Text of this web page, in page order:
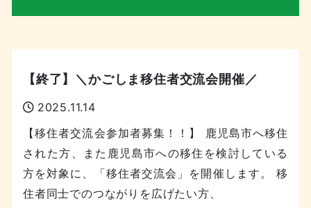
【終了】＼かごしま移住者交流会開催／
2025.11.14
【移住者交流会参加者募集！！】 鹿児島市へ移住
された方、また鹿児島市への移住を検討している
方を対象に、「移住者交流会」を開催します。 移
住者同士でのつながりを広げたい方、